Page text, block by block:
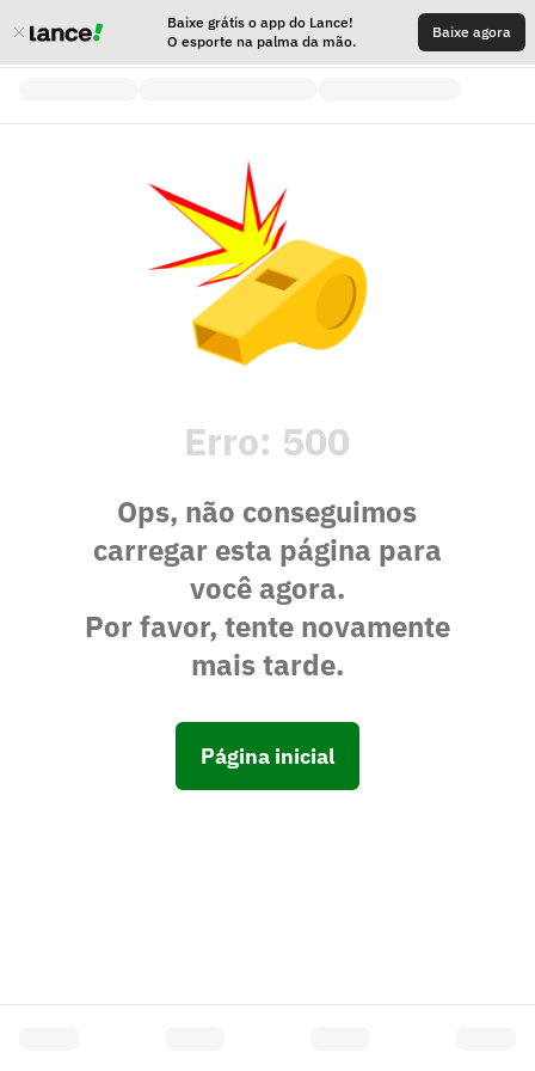
Baixe grátis o app do Lance!
O esporte na palma da mão.
Baixe agora
Erro: 500
Ops, não conseguimos
carregar esta página para
você agora.
Por favor, tente novamente
mais tarde.
Página inicial